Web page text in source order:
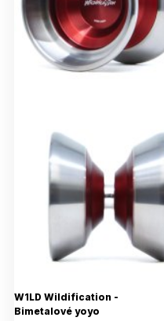
W1LD Wildification -
Bimetalové yoyo